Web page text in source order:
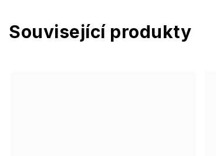
Související produkty